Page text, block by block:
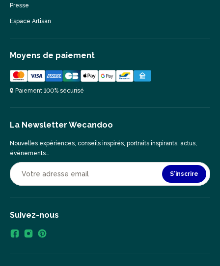
Presse
Espace Artisan
Moyens de paiement
🔒 Paiement 100% sécurisé
La Newsletter Wecandoo
Nouvelles expériences, conseils inspirés, portraits inspirants, actus,
événements…
S'inscrire
Suivez-nous